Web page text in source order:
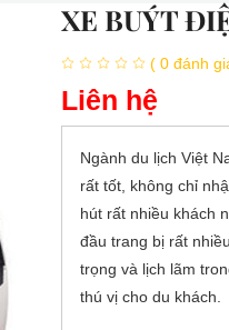
XE BUÝT
( 0 đánh
Liên hệ
Ngành du lịch Việt
rất tốt, không chỉ
hút rất nhiều khách
đầu trang bị rất
trọng và lịch lãm
thú vị cho du khách.